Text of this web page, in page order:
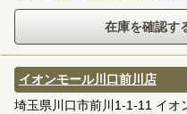
イオンモール川口前川店
埼玉県川口市前川1-1-11 イオ